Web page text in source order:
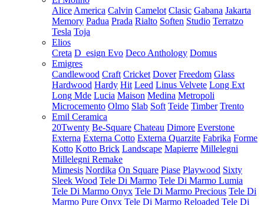
Alice America Calvin Camelot Clasic Gabana Jakarta
Memory Padua Prada Rialto Soften Studio Terratzo
Tesla Toja
Elios
Creta D_esign Evo Deco Anthology Domus
Emigres
Candlewood Craft Cricket Dover Freedom Glass
Hardwood Hardy Hit Leed Linus Velvete Long Ext
Long Mde Lucia Maison Medina Metropoli
Microcemento Olmo Slab Soft Teide Timber Trento
Emil Ceramica
20Twenty Be-Square Chateau Dimore Everstone
Externa Externa Cotto Externa Quarzite Fabrika Forme
Kotto Kotto Brick Landscape Mapierre Millelegni
Millelegni Remake
Mimesis Nordika On Square Piase Playwood Sixty
Sleek Wood Tele Di Marmo Tele Di Marmo Lumia
Tele Di Marmo Onyx Tele Di Marmo Precious Tele Di
Marmo Pure Onyx Tele Di Marmo Reloaded Tele Di